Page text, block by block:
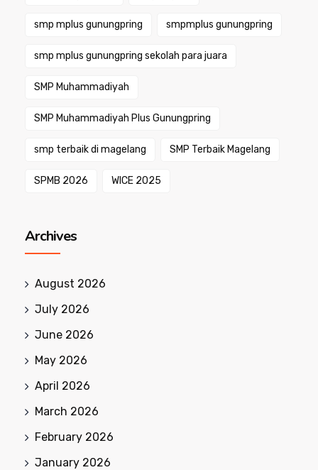
smp mplus gunungpring smpmplus gunungpring
smp mplus gunungpring sekolah para juara
SMP Muhammadiyah
SMP Muhammadiyah Plus Gunungpring
smp terbaik di magelang SMP Terbaik Magelang
SPMB 2026 WICE 2025
Archives
August 2026
July 2026
June 2026
May 2026
April 2026
March 2026
February 2026
January 2026